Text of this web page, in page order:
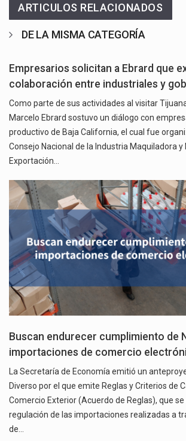
ARTICULOS RELACIONADOS
DE LA MISMA CATEGORÍA
Empresarios solicitan a Ebrard que
colaboración entre industriales y
Como parte de sus actividades al visitar
Marcelo Ebrard sostuvo un diálogo con
productivo de Baja California, el cual fue
Consejo Nacional de la Industria Maquiladora
Exportación…
Buscan endurecer cumplimiento de
importaciones de comercio
La Secretaría de Economía emitió un
Diverso por el que emite Reglas y Criterios de
Comercio Exterior (Acuerdo de Reglas), que
regulación de las importaciones realizadas a
de…